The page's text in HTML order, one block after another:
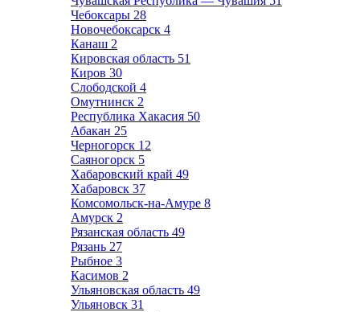
Чебоксары 28
Новочебоксарск 4
Канаш 2
Кировская область 51
Киров 30
Слободской 4
Омутнинск 2
Республика Хакасия 50
Абакан 25
Черногорск 12
Саяногорск 5
Хабаровский край 49
Хабаровск 37
Комсомольск-на-Амуре 8
Амурск 2
Рязанская область 49
Рязань 27
Рыбное 3
Касимов 2
Ульяновская область 49
Ульяновск 31